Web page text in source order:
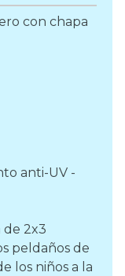
con chapa
anti-UV -
de 2x3
peldaños de
los niños a la